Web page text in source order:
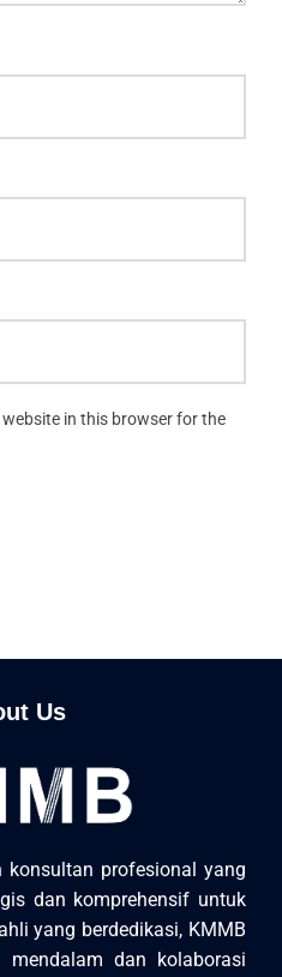
website in this browser for the
Us
konsultan profesional yang
dan komprehensif untuk
yang berdedikasi, KMMB
dan kolaborasi